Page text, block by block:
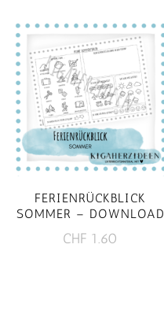
FERIENRÜCKBLICK
SOMMER – DOWNLOAD
CHF 1.60